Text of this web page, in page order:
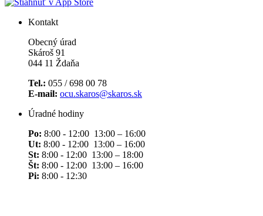
Kontakt
Obecný úrad
Skároš 91
044 11 Ždaňa
Tel.: 055 / 698 00 78
E-mail: ocu.skaros@skaros.sk
Úradné hodiny
Po: 8:00 - 12:00 13:00 – 16:00
Ut: 8:00 - 12:00 13:00 – 16:00
St: 8:00 - 12:00 13:00 – 18:00
Št: 8:00 - 12:00 13:00 – 16:00
Pi: 8:00 - 12:30